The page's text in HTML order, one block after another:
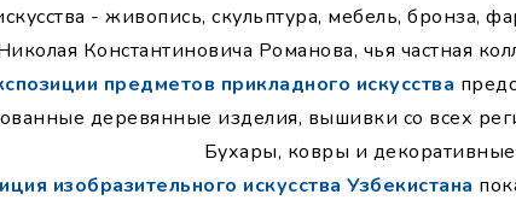
- живопись, скульптура, мебель, бронза,
Константиновича Романова, чья частная
предметов прикладного искусства
деревянные изделия, вышивки со всех
Бухары, ковры и
изобразительного искусства Узбекистана